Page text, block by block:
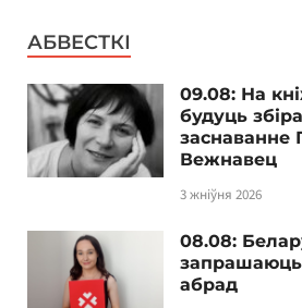
АБВЕСТКІ
09.08: На
будуць
заснаванне
Вежнавец
3 жніўня 2026
08.08:
запрашаюць
абрад